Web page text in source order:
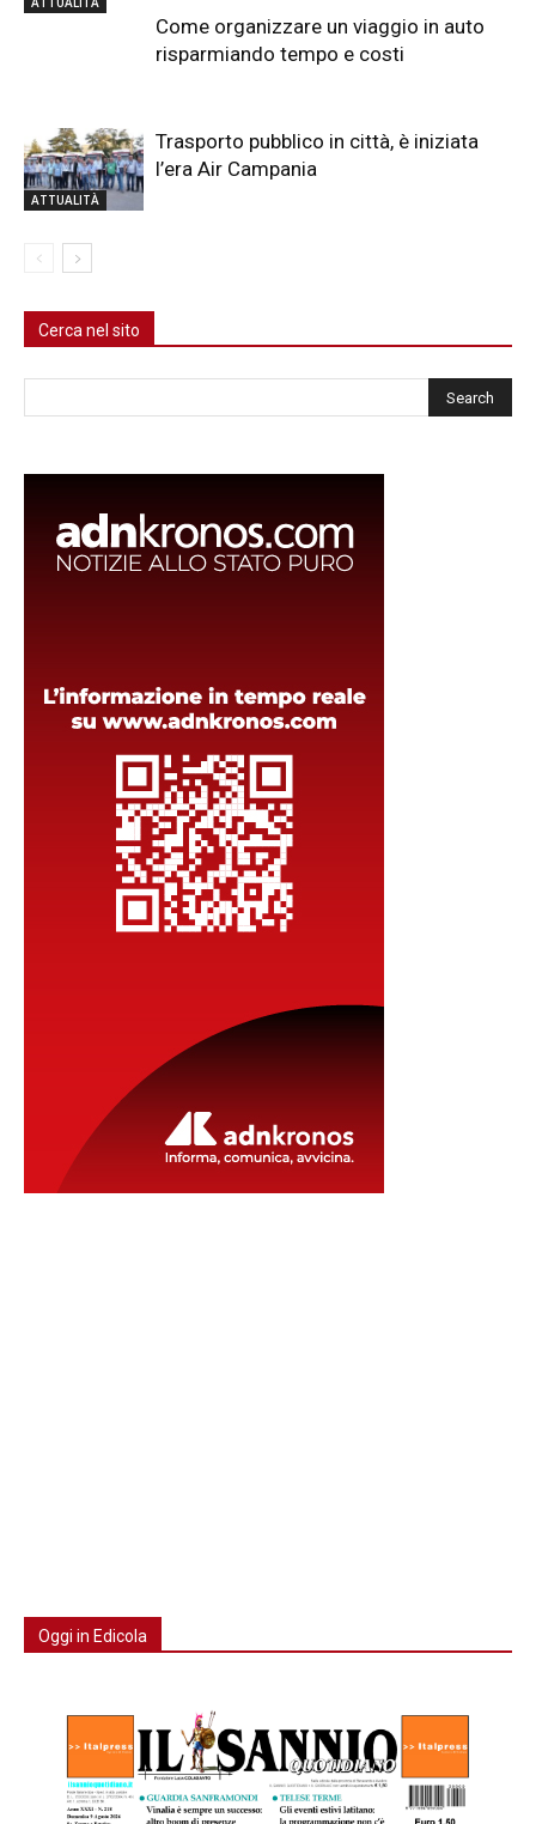
Come organizzare un viaggio in auto
risparmiando tempo e costi
ATTUALITÀ
Trasporto pubblico in città, è iniziata
l’era Air Campania
Cerca nel sito
Oggi in Edicola